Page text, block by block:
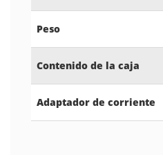
Peso
Contenido de la caja
Adaptador de corriente